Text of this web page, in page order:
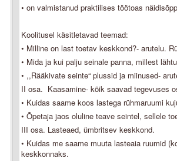
• on valmistanud praktilises töötoas
Koolitusel käsitletavad teemad:
• Milline on last toetav keskkond?- arutelu.
• Mida ja kui palju seinale panna, millest
• ,,Rääkivate seinte“ plussid ja miinused-
II osa. Kaasamine- kõik saavad tegevuses
• Kuidas saame koos lastega rühmaruumi
• Õpetaja jaos oluline teave seintel, sellele
III osa. Lasteaed, ümbritsev keskkond.
• Kuidas me saame muuta lasteaia ruumid
keskkonnaks.